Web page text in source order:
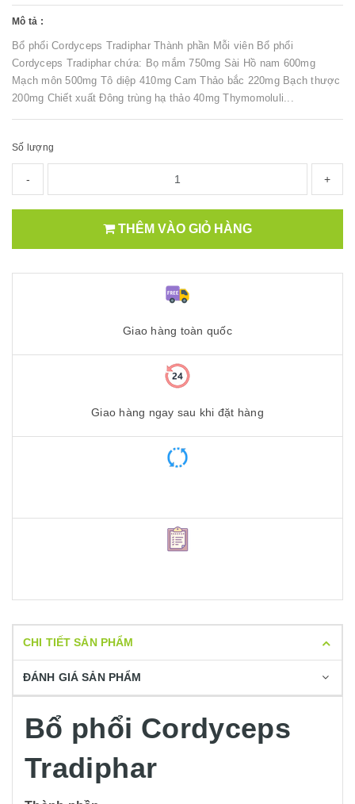
Mô tả :
Bổ phổi Cordyceps Tradiphar Thành phần Mỗi viên Bổ phổi
Cordyceps Tradiphar chứa: Bọ mắm 750mg Sài Hồ nam 600mg
Mạch môn 500mg Tô diệp 410mg Cam Thảo bắc 220mg Bạch thược
200mg Chiết xuất Đông trùng hạ thảo 40mg Thymomoluli...
Số lượng
- +
THÊM VÀO GIỎ HÀNG
Giao hàng toàn quốc
Giao hàng ngay sau khi đặt hàng
CHI TIẾT SẢN PHẨM
ĐÁNH GIÁ SẢN PHẨM
Bổ phổi Cordyceps
Tradiphar